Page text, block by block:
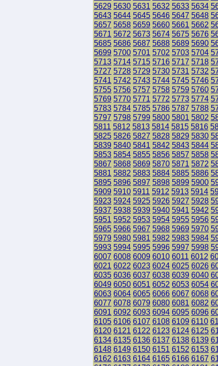
5629 5630 5631 5632 5633 5634
5643 5644 5645 5646 5647 5648
5657 5658 5659 5660 5661 5662
5671 5672 5673 5674 5675 5676
5685 5686 5687 5688 5689 5690
5699 5700 5701 5702 5703 5704
5713 5714 5715 5716 5717 5718
5727 5728 5729 5730 5731 5732
5741 5742 5743 5744 5745 5746
5755 5756 5757 5758 5759 5760
5769 5770 5771 5772 5773 5774
5783 5784 5785 5786 5787 5788
5797 5798 5799 5800 5801 5802
5811 5812 5813 5814 5815 5816
5825 5826 5827 5828 5829 5830
5839 5840 5841 5842 5843 5844
5853 5854 5855 5856 5857 5858
5867 5868 5869 5870 5871 5872
5881 5882 5883 5884 5885 5886
5895 5896 5897 5898 5899 5900
5909 5910 5911 5912 5913 5914
5923 5924 5925 5926 5927 5928
5937 5938 5939 5940 5941 5942
5951 5952 5953 5954 5955 5956
5965 5966 5967 5968 5969 5970
5979 5980 5981 5982 5983 5984
5993 5994 5995 5996 5997 5998
6007 6008 6009 6010 6011 6012
6021 6022 6023 6024 6025 6026
6035 6036 6037 6038 6039 6040
6049 6050 6051 6052 6053 6054
6063 6064 6065 6066 6067 6068
6077 6078 6079 6080 6081 6082
6091 6092 6093 6094 6095 6096
6105 6106 6107 6108 6109 6110
6120 6121 6122 6123 6124 6125
6134 6135 6136 6137 6138 6139
6148 6149 6150 6151 6152 6153
6162 6163 6164 6165 6166 6167